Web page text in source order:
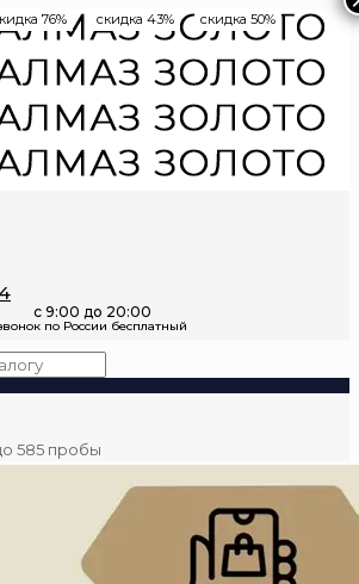
585 пробы
76% скидка 43% скидка 50%